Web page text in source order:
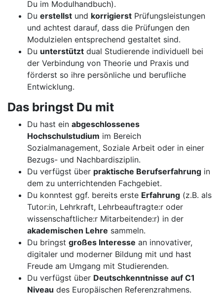
Du im Modulhandbuch).
Du erstellst und korrigierst Prüfungsleistungen
und achtest darauf, dass die Prüfungen den
Modulzielen entsprechend gestaltet sind.
Du unterstützt dual Studierende individuell bei
der Verbindung von Theorie und Praxis und
förderst so ihre persönliche und berufliche
Entwicklung.
Das bringst Du mit
Du hast ein abgeschlossenes
Hochschulstudium im Bereich
Sozialmanagement, Soziale Arbeit oder in einer
Bezugs- und Nachbardisziplin.
Du verfügst über praktische Berufserfahrung in
dem zu unterrichtenden Fachgebiet.
Du konntest ggf. bereits erste Erfahrung (z.B. als
Tutor:in, Lehrkraft, Lehrbeauftragte:r oder
wissenschaftliche:r Mitarbeitende:r) in der
akademischen Lehre sammeln.
Du bringst großes Interesse an innovativer,
digitaler und moderner Bildung mit und hast
Freude am Umgang mit Studierenden.
Du verfügst über Deutschkenntnisse auf C1
Niveau des Europäischen Referenzrahmens.